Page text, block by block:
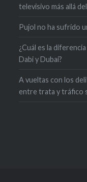
televisivo más allá
Pujol no ha sufrido
¿Cuál es la
Dabi y Dubai?
A vueltas con los
entre trata y tráfico